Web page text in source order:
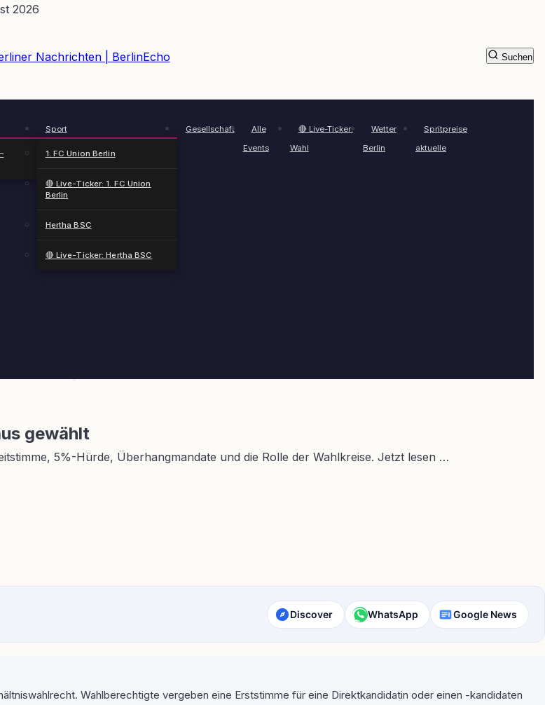
2026
Sport
1. FC Union Berlin
🔴 Live-Ticker: 1. FC Union
Berlin
Hertha BSC
🔴 Live-Ticker: Hertha BSC
Gesellschaft
Alle
Events
🔴 Live-Ticker:
Wahl
Wetter
Berlin
Spritpreise
aktuelle
Suchen
gewählt
5%-Hürde, Überhangmandate und die Rolle der Wahlkreise. Jetzt lesen …
Discover WhatsApp Google News
Wahlberechtigte vergeben eine Erststimme für eine Direktkandidatin oder einen -kandidaten